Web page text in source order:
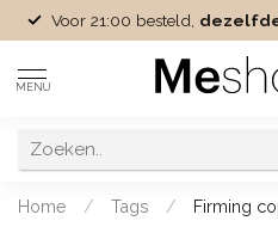
Voor 21:00 besteld,
MENU
Home / Tags / Firming